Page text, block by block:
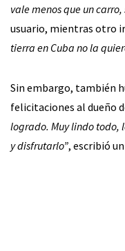
vale menos que un
usuario, mientras otro
tierra en Cuba no la
Sin embargo, también
felicitaciones al dueño
logrado. Muy lindo todo,
y disfrutarlo”, escribió